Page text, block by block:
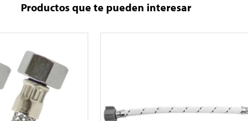
Productos que te pueden interesar